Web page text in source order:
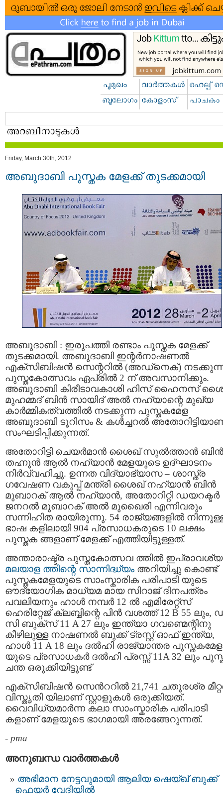
Friday, March 30th, 2012
അബുദാബി പുസ്തക മേളക്ക് തുടക്കമായി
അബുദാബി : ഇരുപത്തി രണ്ടാം പുസ്തക മേളക്ക്
തുടക്കമായി. അബുദാബി ഇന്റര്‍നാഷണല്‍
എക്സിബിഷന്‍ സെന്ററില്‍ (അഡ്നെക്)
പുസ്തകോത്സവം ഏപ്രില്‍ 2 ന് അവസാനിക്കും.
അബുദാബി കിരീടാവകാശി ഹിസ്‌ ഹൈനസ്
മുഹമ്മദ്‌ ബിന്‍ സായിദ് അല്‍ നഹ്യാന്റെ മുഖ്യ
കാര്‍മ്മികത്വത്തില്‍ നടക്കുന്ന പുസ്തകമേള
അബുദാബി ടൂറിസം & കള്‍ച്ചറല്‍
സംഘടിപ്പിക്കുന്നത്.
അതോറിട്ടി ചെയര്‍മാന്‍ ശൈഖ് സുല്‍ത്താന്‍ ബിന്‍
തഹ്നൂന്‍ ആല്‍ നഹ്യാന്‍ മേളയുടെ ഉദ്ഘാടനം
നിര്‍വ്വഹിച്ചു. ഉന്നത വിദ്യാഭ്യാസ – ശാസ്ത്ര
ഗവേഷണ വകുപ്പ് മന്ത്രി ശൈഖ് നഹ്യാന്‍ ബിന്‍
മുബാറക് ആല്‍ നഹ്യാന്‍, അതോറിറ്റി ഡയറക്ടര്‍
ജനറല്‍ മുബാറക് അല്‍ മുഖൈരി എന്നിവരും
സന്നിഹിത രായിരുന്നു. 54 രാജ്യങ്ങളില്‍
ഭാഷ കളിലായി 904 പ്രസാധകരുടെ 10 ലക്ഷം
പുസ്തക ങ്ങളാണ് മേളക്ക് എത്തിയിട്ടുള്ളത്.
അന്താരാഷ്ട്ര പുസ്തകോത്സവ ത്തില്‍
മലയാള ത്തിന്റെ സാന്നിദ്ധ്യം അറിയിച്ചു കൊണ്ട്
പുസ്തകമേളയുടെ സാംസ്കാരിക പരിപാടി യുടെ
ഔദ്യോഗിക മാധ്യമ മായ സിറാജ് ദിനപത്രം
പവലിയനും ഹാള്‍ നമ്പര്‍ 12 ല്‍ എമിരേറ്റ്സ്
ഹെരിറ്റേജ് ക്ലബ്ബിന്റെ പിന്‍ വശത്ത്‌ 12 B 55 ലും,
സി ബുക്സ് 11 A 27 ലും ഇന്ത്യാ ഗവണ്മെന്റിനു
കീഴിലുള്ള നാഷണല്‍ ബുക്ക്‌ ട്രസ്റ്റ് ഓഫ് ഇന്ത്യ,
ഹാള്‍ 11 A 18 ലും ദല്‍ഹി രാജ്യാന്തര പുസ്തകമേള
യുടെ പ്രസാധകര്‍ ദല്‍ഹി പ്രസ്സ്‌ 11A 32 ലും
ചന്ത ഒരുക്കിയിട്ടുണ്ട്
എക്സിബിഷന്‍ സെന്‍ററില്‍ 21,741 ചതുരശ്ര
വിസ്തൃതി യിലാണ് സ്റ്റാളുകള്‍ ഒരുക്കിയത്.
വൈവിധ്യമാര്‍ന്ന കലാ സാംസ്കാരിക പരിപാടി
കളാണ് മേളയുടെ ഭാഗമായി അരങ്ങേറുന്നത്.
- pma
അനുബന്ധ വാര്‍ത്തകള്‍
അഭിമാന നേട്ടവുമായി ആലിയ ഷെയ്ഖ് ബുക്ക്
ഫെയർ വേദിയിൽ